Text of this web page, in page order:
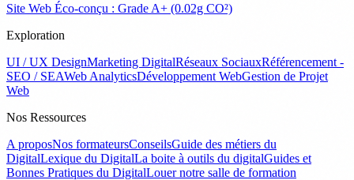
Site Web Éco-conçu : Grade A+ (0.02g CO²)
Exploration
UI / UX DesignMarketing DigitalRéseaux SociauxRéférencement -
SEO / SEAWeb AnalyticsDéveloppement WebGestion de Projet
Web
Nos Ressources
A proposNos formateursConseilsGuide des métiers du
DigitalLexique du DigitalLa boite à outils du digitalGuides et
Bonnes Pratiques du DigitalLouer notre salle de formation